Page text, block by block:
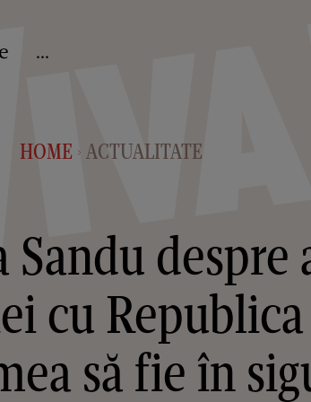
...
HOME > ACTUALITATE
Sandu despre
cu
să fie în